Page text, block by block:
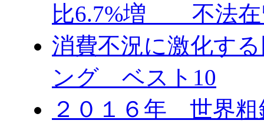
比6.7%増 不法在
消費不況に激化す
ング ベスト10
２０１６年 世界粗